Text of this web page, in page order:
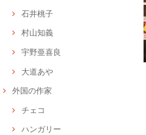
石井桃子
村山知義
宇野亜喜良
大道あや
外国の作家
チェコ
ハンガリー